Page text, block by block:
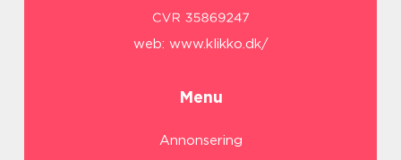
web: www.klikko.dk/
Menu
Annonsering